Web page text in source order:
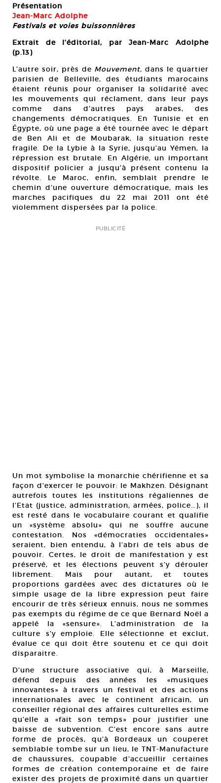
Présentation
Jean-Marc Adolphe
Festivals et voies buissonnières
Extrait de l’éditorial, par Jean-Marc Adolphe
(p.13)
L’autre soir, près de Mouvement, dans le quartier
parisien de Belleville, des étudiants marocains
étaient réunis pour organiser la solidarité avec
les mouvements qui réclament, dans leur pays
comme dans d’autres pays arabes, des
changements démocratiques. En Tunisie et en
Égypte, où une page a été tournée avec le départ
de Ben Ali et de Moubarak, la situation reste
fragile. De la Lybie à la Syrie, jusqu’au Yémen, la
répression est brutale. En Algérie, un important
dispositif policier a jusqu’à présent contenu la
révolte. Le Maroc, enfin, semblait prendre le
chemin d’une ouverture démocratique, mais les
marches pacifiques du 22 mai 2011 ont été
violemment dispersées par la police.
PUBLICITÉ
Un mot symbolise la monarchie chérifienne et sa
façon d’exercer le pouvoir: le Makhzen. Désignant
autrefois toutes les institutions régaliennes de
l’Etat (justice, administration, armées, police…), il
est resté dans le vocabulaire courant et qualifie
un «système absolu» qui ne souffre aucune
contestation. Nos «démocraties occidentales»
seraient, bien entendu, à l’abri de tels abus de
pouvoir. Certes, le droit de manifestation y est
préservé, et les élections peuvent s’y dérouler
librement. Mais pour autant, et toutes
proportions gardées avec des dictatures où le
simple usage de la libre expression peut faire
encourir de très sérieux ennuis, nous ne sommes
pas exempts du régime de ce que Bernard Noël a
appelé la «sensure». L’administration de la
culture s’y emploie. Elle sélectionne et exclut,
évalue ce qui doit être soutenu et ce qui doit
disparaitre.
D’une structure associative qui, à Marseille,
défend depuis des années les «musiques
innovantes» à travers un festival et des actions
internationales avec le continent africain, un
conseiller régional des affaires culturelles estime
qu’elle a «fait son temps» pour justifier une
baisse de subvention. C’est encore sans autre
forme de procès, qu’à Bordeaux un couperet
semblable tombe sur un lieu, le TNT-Manufacture
de chaussures, coupable d’accueillir certaines
formes de création contemporaine et de faire
exister des projets de proximité dans un quartier